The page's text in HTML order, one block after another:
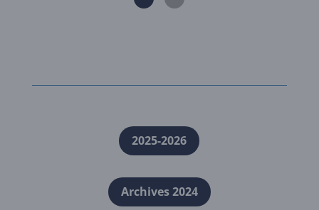
2025-2026
Archives 2024